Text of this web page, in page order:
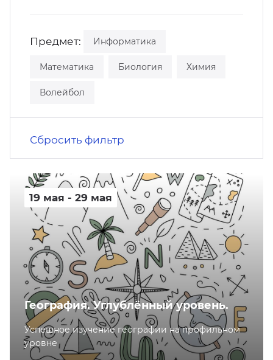
программы
Предмет: Информатика
Математика Биология Химия
Волейбол
Сбросить фильтр
19 мая - 29 мая
География. Углублённый уровень.
Успешное изучение географии на профильном
уровне